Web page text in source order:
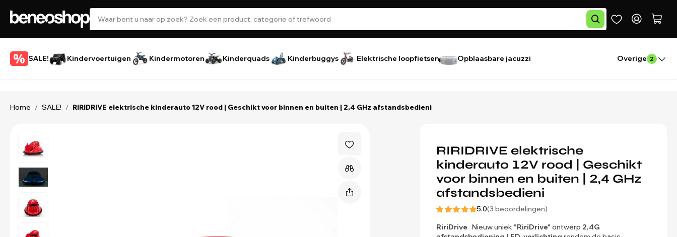
SALE! Kindervoertuigen Kindermotoren Kinderquads Kinderbuggys Elektrische loopfietsen Opblaasbare jacuzzi Overige 2
Home / SALE! / RIRIDRIVE elektrische kinderauto 12V rood | Geschikt voor binnen en buiten | 2,4 GHz afstandsbedieni
RIRIDRIVE elektrische
kinderauto 12V rood | Geschikt
voor binnen en buiten | 2,4 GHz
afstandsbedieni
5.0(3 beoordelingen)
RiriDrive Nieuw uniek "RiriDrive" ontwerp 2,4G